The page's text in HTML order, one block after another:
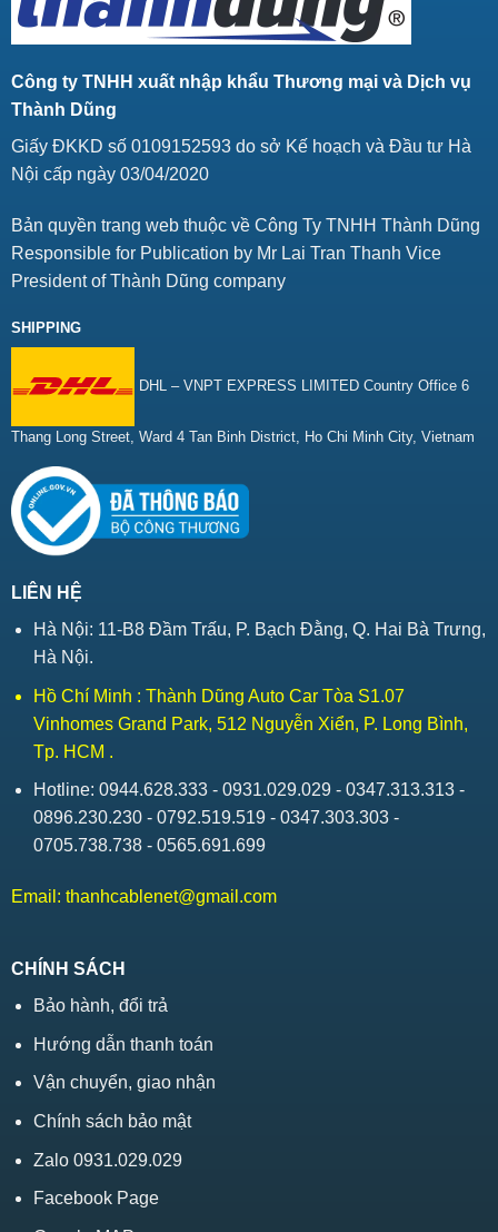
Công ty TNHH xuất nhập khẩu Thương mại và Dịch vụ
Thành Dũng
Giấy ĐKKD số 0109152593 do sở Kế hoạch và Đầu tư Hà
Nội cấp ngày 03/04/2020
Bản quyền trang web thuộc về Công Ty TNHH Thành Dũng
Responsible for Publication by Mr Lai Tran Thanh Vice
President of Thành Dũng company
SHIPPING
DHL – VNPT EXPRESS LIMITED Country Office 6
Thang Long Street, Ward 4 Tan Binh District, Ho Chi Minh City, Vietnam
LIÊN HỆ
Hà Nội: 11-B8 Đầm Trấu, P. Bạch Đằng, Q. Hai Bà Trưng,
Hà Nội.
Hồ Chí Minh : Thành Dũng Auto Car Tòa S1.07
Vinhomes Grand Park, 512 Nguyễn Xiển, P. Long Bình,
Tp. HCM .
Hotline: 0944.628.333 - 0931.029.029 - 0347.313.313 -
0896.230.230 - 0792.519.519 - 0347.303.303 -
0705.738.738 - 0565.691.699
Email: thanhcablenet@gmail.com
CHÍNH SÁCH
Bảo hành, đổi trả
Hướng dẫn thanh toán
Vận chuyển, giao nhận
Chính sách bảo mật
Zalo 0931.029.029
Facebook Page